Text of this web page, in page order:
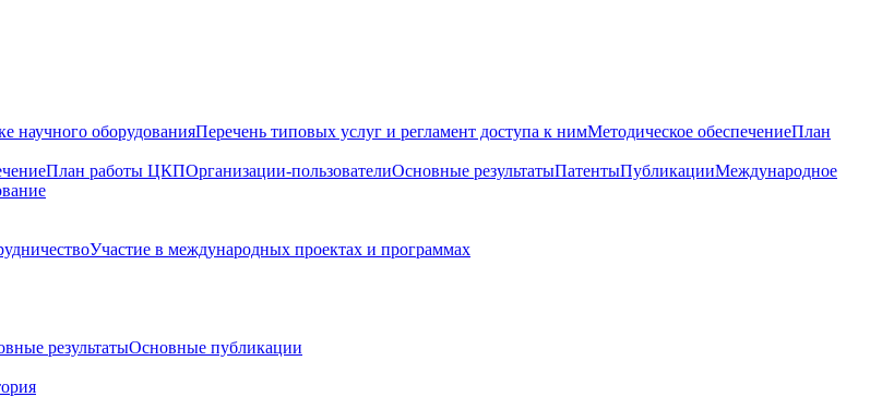
научного оборудованияПеречень типовых услуг и регламент доступа к нимМетодическое обеспечениеПлан
План работы ЦКПОрганизации-пользователиОсновные результатыПатентыПубликацииМеждународное
Участие в международных проектах и программах
результатыОсновные публикации